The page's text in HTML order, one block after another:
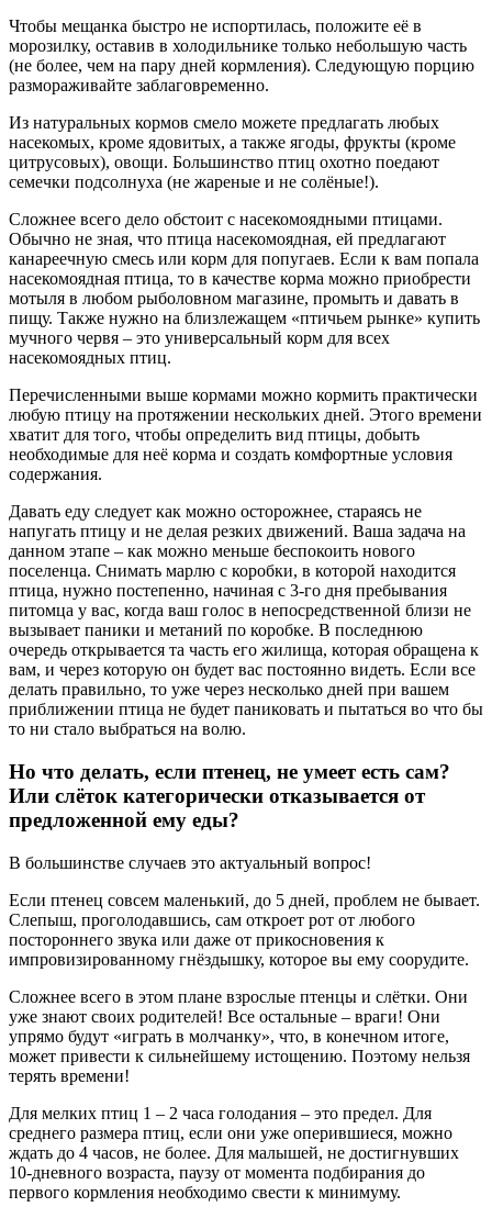
Чтобы мещанка быстро не испортилась, положите её в
морозилку, оставив в холодильнике только небольшую часть
(не более, чем на пару дней кормления). Следующую порцию
размораживайте заблаговременно.
Из натуральных кормов смело можете предлагать любых
насекомых, кроме ядовитых, а также ягоды, фрукты (кроме
цитрусовых), овощи. Большинство птиц охотно поедают
семечки подсолнуха (не жареные и не солёные!).
Сложнее всего дело обстоит с насекомоядными птицами.
Обычно не зная, что птица насекомоядная, ей предлагают
канареечную смесь или корм для попугаев. Если к вам попала
насекомоядная птица, то в качестве корма можно приобрести
мотыля в любом рыболовном магазине, промыть и давать в
пищу. Также нужно на близлежащем «птичьем рынке» купить
мучного червя – это универсальный корм для всех
насекомоядных птиц.
Перечисленными выше кормами можно кормить практически
любую птицу на протяжении нескольких дней. Этого времени
хватит для того, чтобы определить вид птицы, добыть
необходимые для неё корма и создать комфортные условия
содержания.
Давать еду следует как можно осторожнее, стараясь не
напугать птицу и не делая резких движений. Ваша задача на
данном этапе – как можно меньше беспокоить нового
поселенца. Снимать марлю с коробки, в которой находится
птица, нужно постепенно, начиная с 3-го дня пребывания
питомца у вас, когда ваш голос в непосредственной близи не
вызывает паники и метаний по коробке. В последнюю
очередь открывается та часть его жилища, которая обращена к
вам, и через которую он будет вас постоянно видеть. Если все
делать правильно, то уже через несколько дней при вашем
приближении птица не будет паниковать и пытаться во что бы
то ни стало выбраться на волю.
Но что делать, если птенец, не умеет есть сам?
Или слёток категорически отказывается от
предложенной ему еды?
В большинстве случаев это актуальный вопрос!
Если птенец совсем маленький, до 5 дней, проблем не бывает.
Слепыш, проголодавшись, сам откроет рот от любого
постороннего звука или даже от прикосновения к
импровизированному гнёздышку, которое вы ему соорудите.
Сложнее всего в этом плане взрослые птенцы и слётки. Они
уже знают своих родителей! Все остальные – враги! Они
упрямо будут «играть в молчанку», что, в конечном итоге,
может привести к сильнейшему истощению. Поэтому нельзя
терять времени!
Для мелких птиц 1 – 2 часа голодания – это предел. Для
среднего размера птиц, если они уже оперившиеся, можно
ждать до 4 часов, не более. Для малышей, не достигнувших
10-дневного возраста, паузу от момента подбирания до
первого кормления необходимо свести к минимуму.